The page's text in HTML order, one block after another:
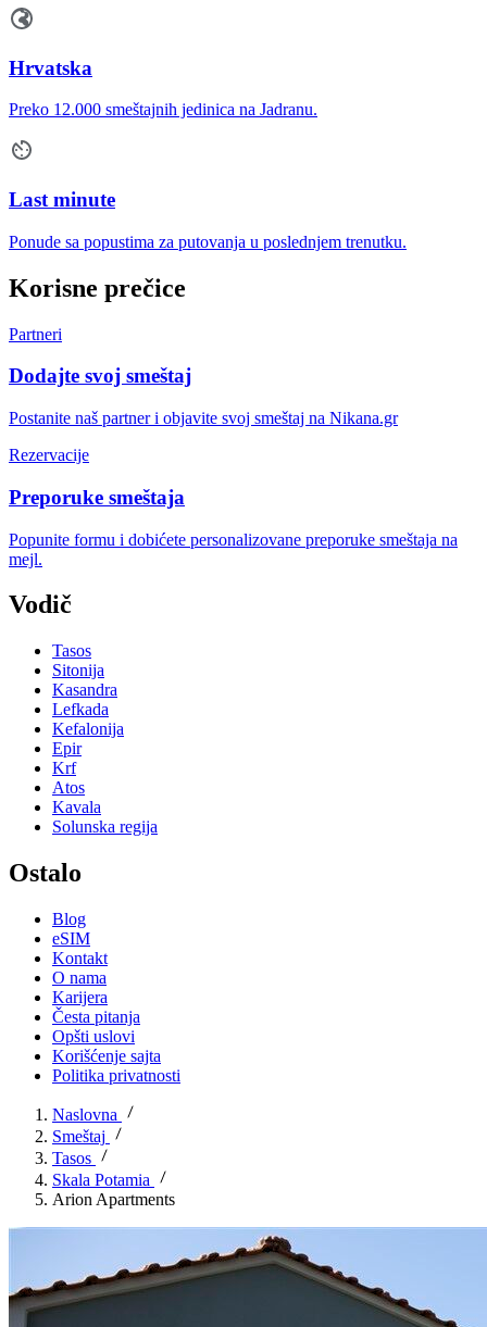
Hrvatska
Preko 12.000 smeštajnih jedinica na Jadranu.
Last minute
Ponude sa popustima za putovanja u poslednjem trenutku.
Korisne prečice
Partneri
Dodajte svoj smeštaj
Postanite naš partner i objavite svoj smeštaj na Nikana.gr
Rezervacije
Preporuke smeštaja
Popunite formu i dobićete personalizovane preporuke smeštaja na
mejl.
Vodič
Tasos
Sitonija
Kasandra
Lefkada
Kefalonija
Epir
Krf
Atos
Kavala
Solunska regija
Ostalo
Blog
eSIM
Kontakt
O nama
Karijera
Česta pitanja
Opšti uslovi
Korišćenje sajta
Politika privatnosti
Naslovna
Smeštaj
Tasos
Skala Potamia
Arion Apartments